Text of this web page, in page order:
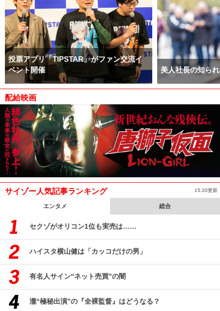
投票アプリ「TIPSTAR」がファン交流イ
ベント開催
美人社長の知ら
配給映画
サイゾー人気記事ランキング 15:20更新
エンタメ 総合
セクゾがオリコン1位も実売は……
ハイスタ横山健は「カッコだけの男」
有名人サイン“ネット売買”の闇
瀧“極秘出演”の『全裸監督』はどうなる？